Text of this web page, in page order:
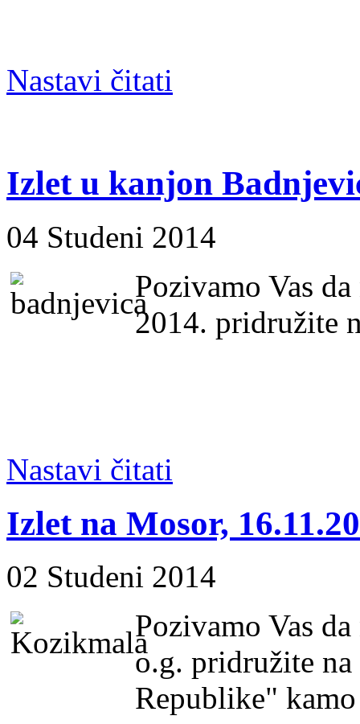
Nastavi čitati
Izlet u kanjon
04 Studeni 2014
Pozivamo Vas
2014. pridružite
Nastavi čitati
Izlet na Mosor,
02 Studeni 2014
Pozivamo Vas
o.g. pridružite
Republike"